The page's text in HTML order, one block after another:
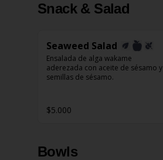
Snack & Salad
Seaweed Salad
Ensalada de alga wakame
aderezada con aceite de sésamo y
semillas de sésamo.
$5.000
Bowls